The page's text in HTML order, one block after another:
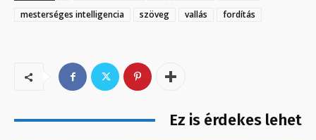
mesterséges intelligencia
szöveg vallás fordítás
Ez is érdekes lehet